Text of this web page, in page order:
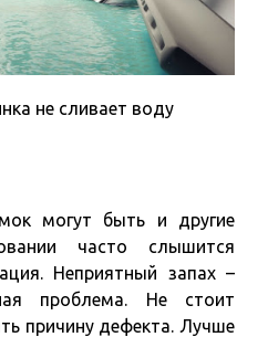
не сливает воду
могут быть и другие
часто слышится
Неприятный запах –
проблема. Не стоит
причину дефекта. Лучше